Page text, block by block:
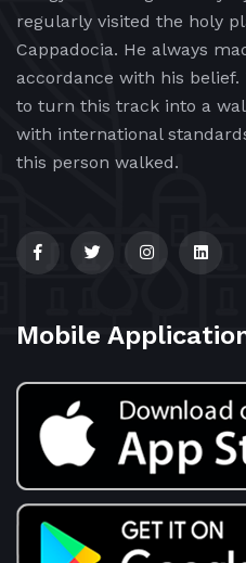
regularly visited the holy
Cappadocia. He always
accordance with his
to turn this track into a
with international
this person walked.
Mobile